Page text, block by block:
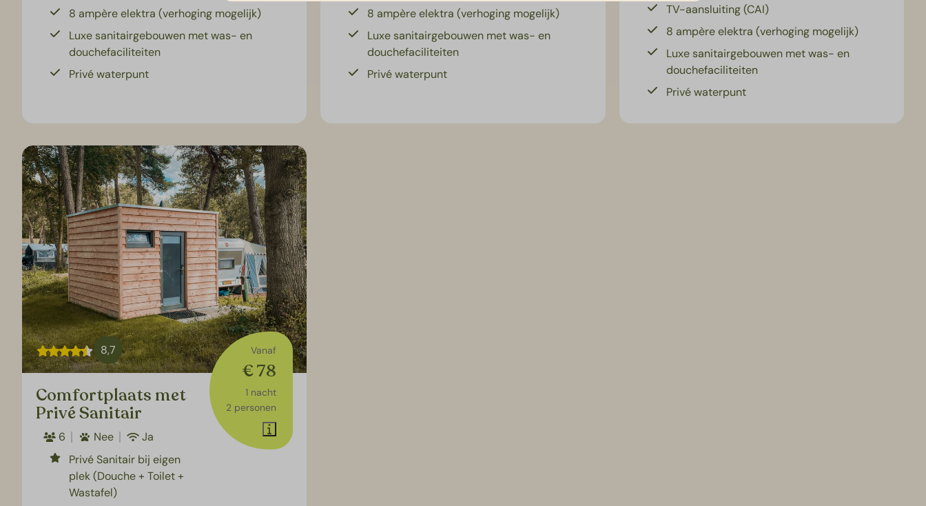
8 ampère elektra (verhoging mogelijk)
Luxe sanitairgebouwen met was- en
douchefaciliteiten
Privé waterpunt
8 ampère elektra (verhoging mogelijk)
Luxe sanitairgebouwen met was- en
douchefaciliteiten
Privé waterpunt
TV-aansluiting (CAI)
8 ampère elektra (verhoging mogelijk)
Luxe sanitairgebouwen met was- en
douchefaciliteiten
Privé waterpunt
8,7 Vanaf
€ 78
1 nacht
2 personen
Comfortplaats met
Privé Sanitair
6 Nee
Ja
Privé Sanitair bij eigen
plek (Douche + Toilet +
Wastafel)